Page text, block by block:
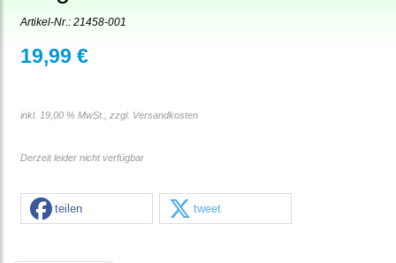
Artikel-Nr.: 21458-001
19,99 €
inkl. 19,00 % MwSt., zzgl. Versandkosten
Derzeit leider nicht verfügbar
teilen tweet